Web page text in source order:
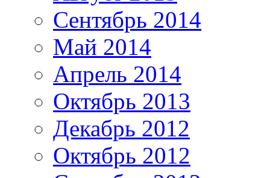
Сентябрь 2014
Май 2014
Апрель 2014
Октябрь 2013
Декабрь 2012
Октябрь 2012